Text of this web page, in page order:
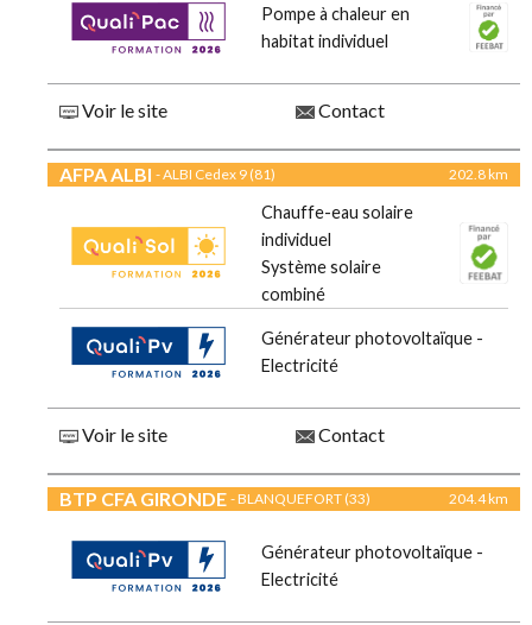
Pompe à chaleur en
habitat individuel
Voir le site Contact
AFPA ALBI - ALBI Cedex 9 (81) 202.8 km
Chauffe-eau solaire
individuel
Système solaire
combiné
Générateur photovoltaïque -
Electricité
Voir le site Contact
BTP CFA GIRONDE - BLANQUEFORT (33) 204.4 km
Générateur photovoltaïque -
Electricité